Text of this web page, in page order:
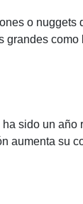
o
grandes
sido un
aumenta su